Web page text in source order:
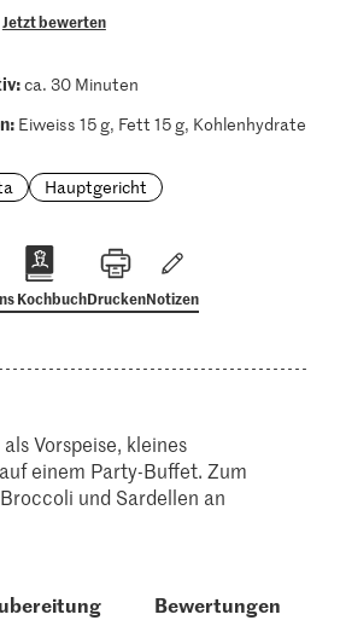
Jetzt bewerten
ca. 30 Minuten
Eiweiss 15 g, Fett 15 g, Kohlenhydrate
Hauptgericht
KochbuchDruckenNotizen
Vorspeise, kleines
einem Party-Buffet. Zum
und Sardellen an
Bewertungen